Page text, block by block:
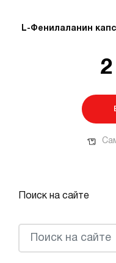
L-Фенилаланин
Поиск на сайте